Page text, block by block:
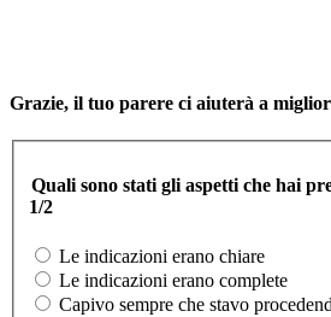
Grazie, il tuo parere ci aiuterà a
Quali sono stati gli aspetti che hai
1/2
Le indicazioni erano chiare
Le indicazioni erano complete
Capivo sempre che stavo